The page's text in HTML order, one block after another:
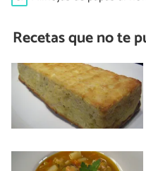
Recetas que no te